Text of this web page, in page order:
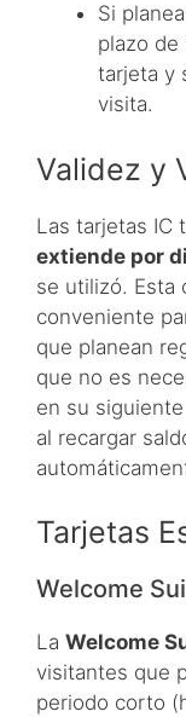
Si
plazo de
tarjeta y
visita.
Validez y
Las tarjetas IC
extiende por
se utilizó. Esta
conveniente
que planean
que no es
en su
al recargar
Tarjetas
Welcome
La Welcome
visitantes que
periodo corto